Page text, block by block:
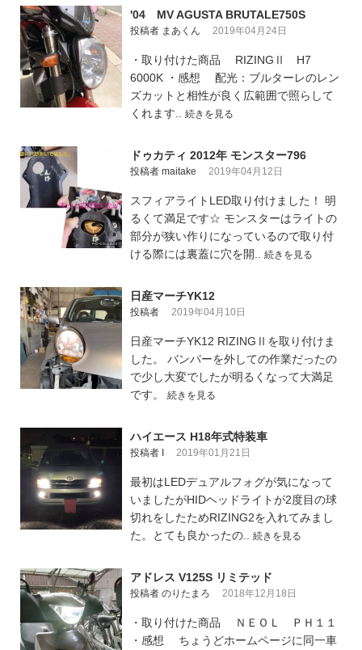
'04 MV AGUSTA BRUTALE750S
投稿者 まあくん 2019年04月24日
・取り付けた商品 RIZINGⅡ H7
6000K ・感想 配光：ブルターレのレン
ズカットと相性が良く広範囲で照らして
くれます.. 続きを見る
ドゥカティ 2012年 モンスター796
投稿者 maitake 2019年04月12日
スフィアライトLED取り付けました！ 明
るくて満足です☆ モンスターはライトの
部分が狭い作りになっているので取り付
ける際には裏蓋に穴を開.. 続きを見る
日産マーチYK12
投稿者 2019年04月10日
日産マーチYK12 RIZINGⅡを取り付けま
した。 バンパーを外しての作業だったの
で少し大変でしたが明るくなって大満足
です。 続きを見る
ハイエース H18年式特装車
投稿者 I 2019年01月21日
最初はLEDデュアルフォグが気になって
いましたがHIDヘッドライトが2度目の球
切れをしたためRIZING2を入れてみまし
た。とても良かったの.. 続きを見る
アドレス V125S リミテッド
投稿者 のりたまろ 2018年12月18日
・取り付けた商品 ＮＥＯＬ ＰＨ１１
・感想 ちょうどホームページに同一車